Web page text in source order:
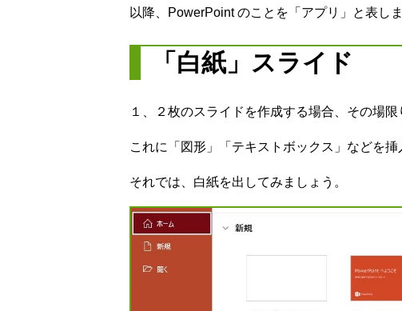
以降、PowerPoint のことを「アプリ」と表しま
「白紙」スライド
１、２枚のスライドを作成する場合、その場
これに「図形」「テキストボックス」などを挿
それでは、白紙を出してみましょう。